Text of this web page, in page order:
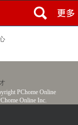
PChome Online
Online Inc.